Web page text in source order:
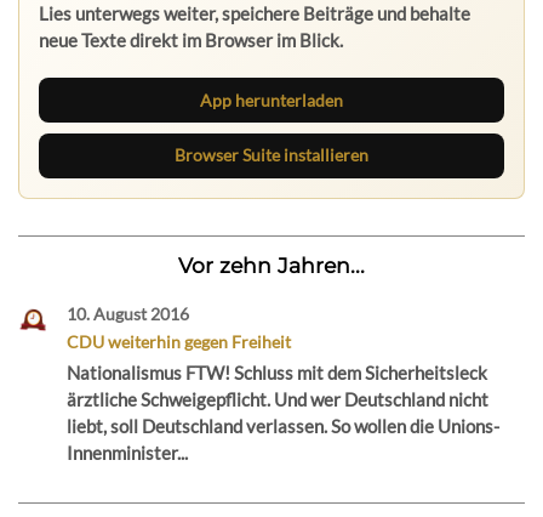
Lies unterwegs weiter, speichere Beiträge und behalte
neue Texte direkt im Browser im Blick.
App herunterladen
Browser Suite installieren
Vor zehn Jahren...
10. August 2016
CDU weiterhin gegen Freiheit
Nationalismus FTW! Schluss mit dem Sicherheitsleck
ärztliche Schweigepflicht. Und wer Deutschland nicht
liebt, soll Deutschland verlassen. So wollen die Unions-
Innenminister...